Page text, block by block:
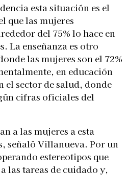
esta situación es el
que las mujeres
del 75% lo hace en
La enseñanza es otro
las mujeres son el 72%
en educación
sector de salud, donde
cifras oficiales del
a las mujeres a esta
señaló Villanueva. Por un
estereotipos que
las tareas de cuidado y,